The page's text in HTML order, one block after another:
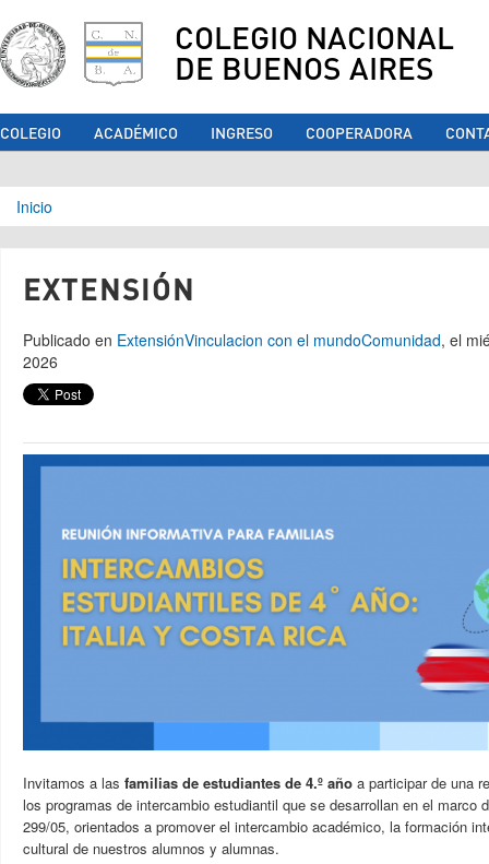
COLEGIO NACIONAL
DE BUENOS AIRES
COLEGIO ACADÉMICO INGRESO COOPERADORA
Se encuentra usted aquí
Inicio
EXTENSIÓN
Publicado en ExtensiónVinculacion con el mundoComunidad, el
2026
Invitamos a las familias de estudiantes de 4.º año a participar de una
los programas de intercambio estudiantil que se desarrollan en el marco
299/05, orientados a promover el intercambio académico, la formación
cultural de nuestros alumnos y alumnas.